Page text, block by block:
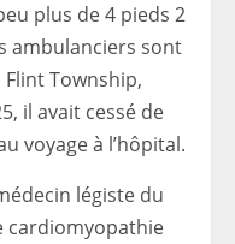
plus de 4 pieds 2
ambulanciers sont
Township,
il avait cessé de
voyage à l’hôpital.
légiste du
cardiomyopathie